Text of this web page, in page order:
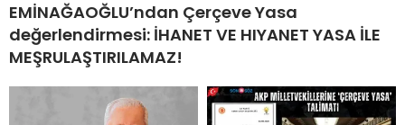
EMİNAĞAOĞLU’ndan Çerçeve Yasa
değerlendirmesi: İHANET VE HIYANET YASA İLE
MEŞRULAŞTIRILAMAZ!